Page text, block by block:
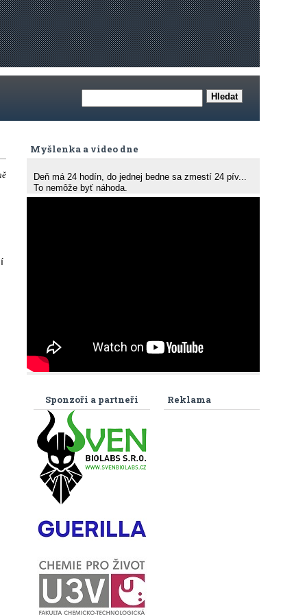
Myšlenka a video dne
Deň má 24 hodín, do jednej bedne sa zmestí 24 pív...
To nemôže byť náhoda.
Reklama
Sponzoři a partneři